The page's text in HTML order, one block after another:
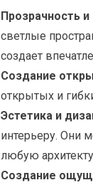
Прозрачность
светлые
создает
Создание
открытых и
Эстетика и
интерьеру. Они
любую
Создание